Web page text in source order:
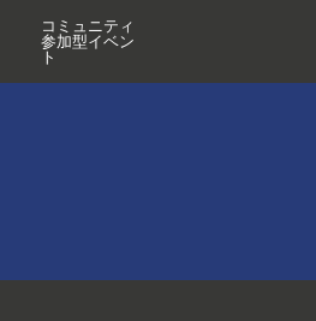
コミュニティ
参加型イベン
ト